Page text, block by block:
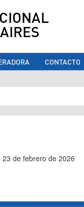
CONTACTO
23 de febrero de 2026